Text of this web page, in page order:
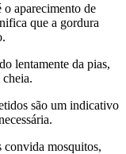
aparecimento de
que a gordura
lentamente da pias,
são um indicativo
convida mosquitos,